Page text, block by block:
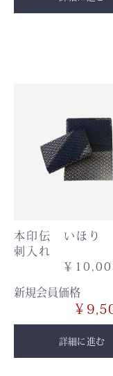
本印伝 いほ
刺入れ
￥
新規会員価格
￥
詳細に進む